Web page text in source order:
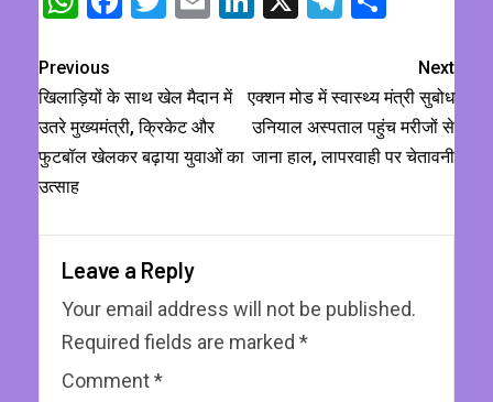
Previous
खिलाड़ियों के साथ खेल मैदान में
उतरे मुख्यमंत्री, क्रिकेट और
फुटबॉल खेलकर बढ़ाया युवाओं का
उत्साह
Next
एक्शन मोड में स्वास्थ्य मंत्री सुबोध
उनियाल अस्पताल पहुंच मरीजों से
जाना हाल, लापरवाही पर चेतावनी
Leave a Reply
Your email address will not be published.
Required fields are marked *
Comment*